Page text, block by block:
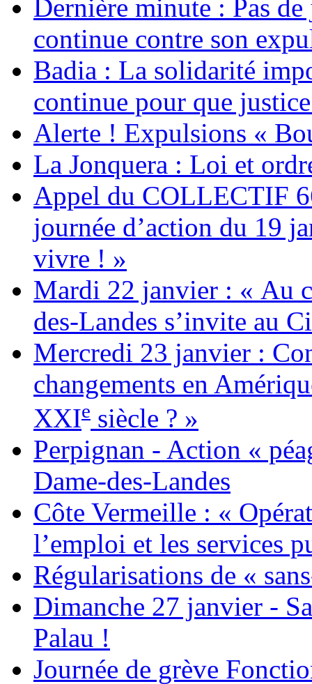
Dernière minute : Pas
continue contre son
Badia : La solidarité
continue pour que
Alerte ! Expulsions «
La Jonquera : Loi et
Appel du COLLECTIF
journée d’action du 19
vivre ! »
Mardi 22 janvier : « Au
des-Landes s’invite au
Mercredi 23 janvier :
changements en
XXIe siècle ? »
Perpignan - Action «
Dame-des-Landes
Côte Vermeille : «
l’emploi et les services
Régularisations de «
Dimanche 27 janvier -
Palau !
Journée de grève